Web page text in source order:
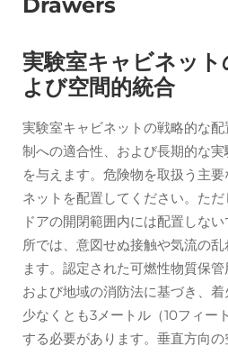
実験室キャビネッ
よび空間的統合
実験室キャビネットの戦略的な
制への適合性、および長期的な
を与えます。危険物を取扱う主
ネットを配置してください。た
ドアの開閉範囲内には配置しな
所では、意図せぬ接触や気流の
ます。認定された可燃性物質保
および地域の消防法に基づき、
少なくとも3メートル（10フィー
する必要があります。垂直方向